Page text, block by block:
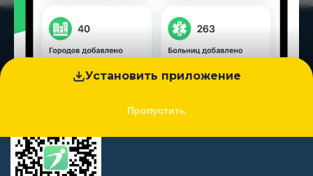
Установить приложение
Пропустить